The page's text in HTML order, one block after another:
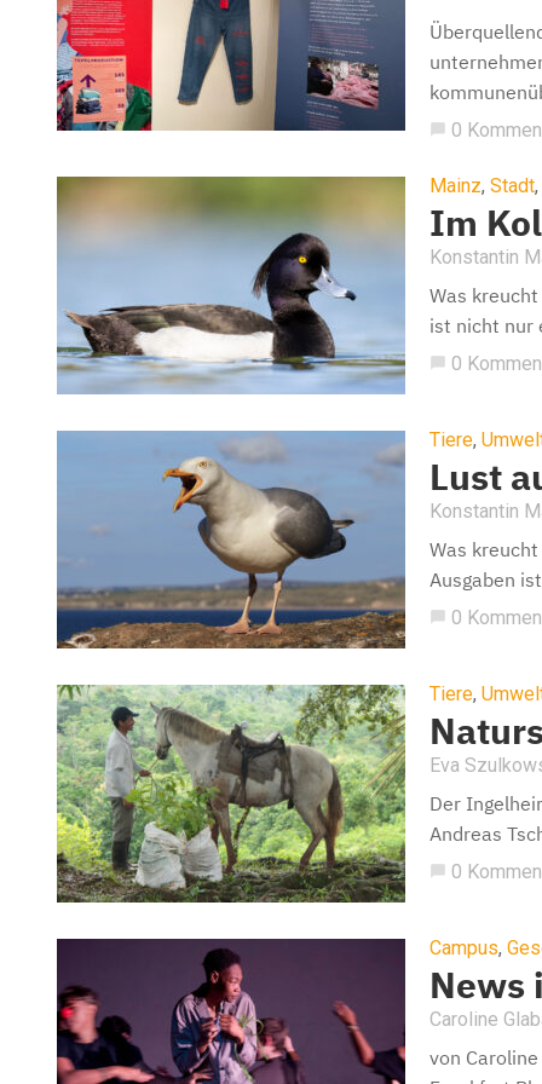
chat_bubble 0
Mainz, Stadt,
Im
Konstantin
Was
ist nicht nur
chat_bubble 0
Tiere,
Lust
Konstantin
Was
Ausgaben
chat_bubble 0
Tiere,
Eva
Der
Andreas
chat_bubble 0
Campus,
News
Caroline
von